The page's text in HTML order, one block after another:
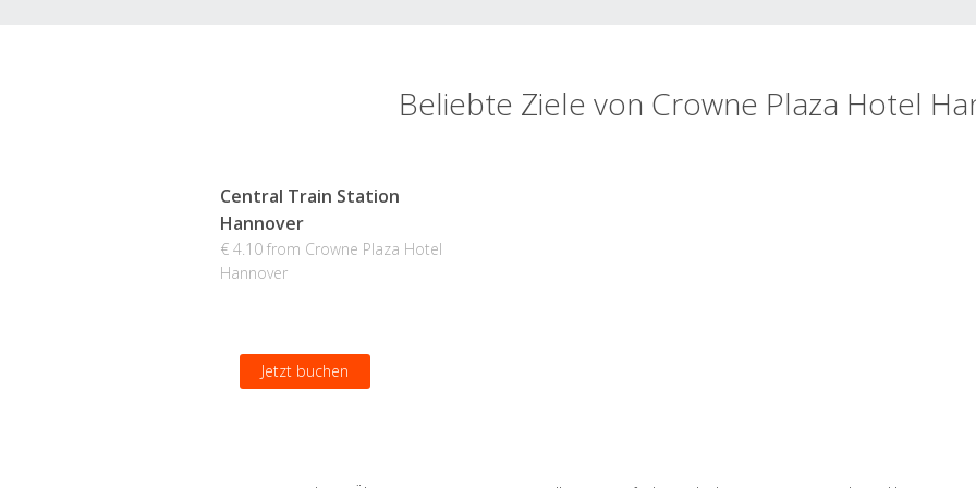
Beliebte Ziele von Crowne Plaza Hotel
Central Train Station
Hannover
€ 4.10 from Crowne Plaza Hotel
Hannover
Jetzt buchen